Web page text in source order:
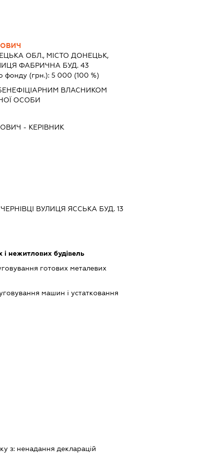
ОБЛ., МІСТО ДОНЕЦЬК,
ФАБРИЧНА БУД. 43
фонду (грн.): 5 000 (100 %)
ВЛАСНИКОМ
ОСОБИ
- КЕРІВНИК
ВУЛИЦЯ ЯССЬКА БУД. 13
нежитлових будівель
готових металевих
машин і устатковання
з: ненадання декларацiй